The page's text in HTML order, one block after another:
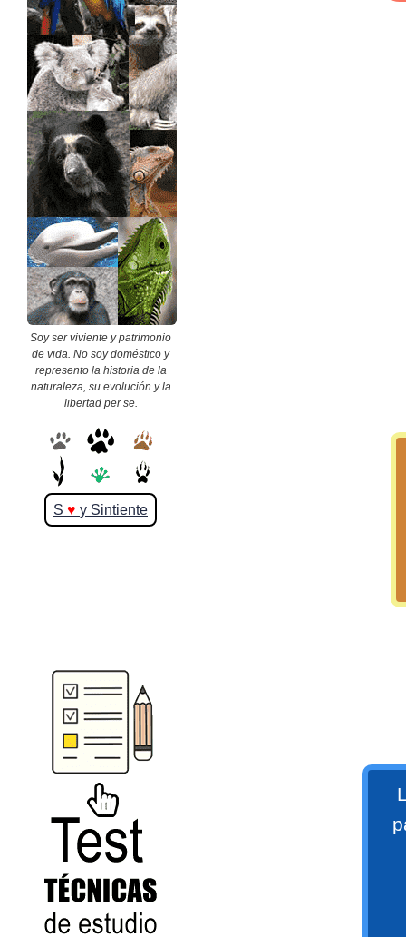
Estructuras de Datos II
[Ingresar]
Ver/Ocultar temario
Axiomatización Ξ Tablas de decisión
Ξ Polinomios como listas ligadas Ξ
Pilas como lista ligada Ξ Colas
como lista ligada Ξ Arreglos en
memoria Ξ Matrices dispersas en
vector y lista ligada Ξ Árboles
binarios Ξ Árboles AVL Ξ Grafos Ξ
Tratamiento de archivos.
>> Ingresar YA a este tutorial
Matemáticas Básicas y
Ver/Ocultar temario
La numeración Ξ Los números Ξ El
numeral 0 y 1 Ξ Los números
naturales (N) Ξ Operaciones con
naturales Ξ Los números enteros (Z)
Ξ Operaciones con enteros Ξ Los
números racionales (Q) Ξ
Operaciones con racionales Ξ Los
números irracionales (Q') Ξ
Operaciones con irracionales Ξ
Soy ser viviente y patrimonio
de vida. No soy doméstico y
represento la historia de la
naturaleza, su evolución y la
libertad per se.
S ♥ y Sintiente